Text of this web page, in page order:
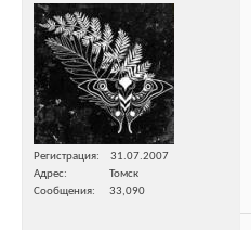
Регистрация
31.07.2007
Адрес
Томск
Сообщения
33,090